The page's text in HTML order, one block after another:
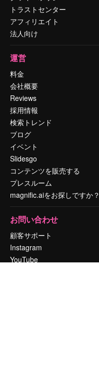
トラストセンター
アフィリエイト
法人向け
運営
料金
会社概要
Reviews
採用情報
検索トレンド
ブログ
イベント
Slidesgo
コンテンツを販売する
プレスルーム
magnific.aiをお探しですか？
お問い合わせ
顧客サポート
Instagram
YouTube